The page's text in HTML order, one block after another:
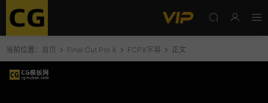
当前位置： 首页 Final Cut Pro X FCPX字幕 正文